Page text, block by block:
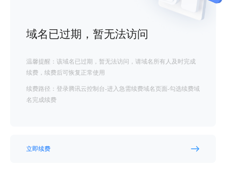
域名已过期，暂无法访问
温馨提醒：该域名已过期，暂无法访问，请域名所有人及时完成
续费，续费后可恢复正常使用
续费路径：登录腾讯云控制台-进入急需续费域名页面-勾选续费域
名完成续费
立即续费